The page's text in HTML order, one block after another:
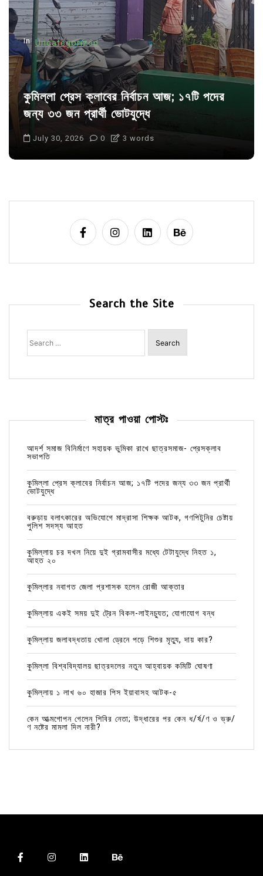
o
n
In Uncategorized
কুমিল্লা প্রেস ক্লাবের নির্বাচন আজ; ১৭টি পদের
জন্য ৩৩ জন প্রার্থী ভোটযুদ্ধে
July 30, 2026 0 3 words
Search the Site
Search
for:
মাত্র পাওয়া পোস্টঃ
আদর্শ সমাজ বিনির্মাণে সহায়ক ভুমিকা রাখে ছাত্রসমাজ- প্রেসক্লাব
সভাপতি
কুমিল্লা প্রেস ক্লাবের নির্বাচন আজ; ১৭টি পদের জন্য ৩৩ জন প্রার্থী
ভোটযুদ্ধে
বরুড়ায় বলাৎকারের অভিযোগে মাদ্রাসা শিক্ষক আটক, গণপিটুনির চেষ্টায়
পুলিশ সদস্য আহত
কুমিল্লায় চর দখল নিয়ে দুই গ্রামবাসীর মধ্যে টেটাযুদ্ধে নিহত ১,
আহত ২০
কুমিল্লার নবাগত জেলা প্রশাসক হলেন রোজী আক্তার
কুমিল্লায় একই সময় দুই ট্রেন বিকল-লাইনচ্যুত; যোগাযোগ বন্ধ
কুমিল্লায় জলাবদ্ধতায় খোলা ড্রেনে পড়ে শিশুর মৃত্যু, দায় কার?
কুমিল্লা বিশ্ববিদ্যালয় ছাত্রদলের নতুন আহ্বায়ক কমিটি ঘোষণা
কুমিল্লায় ১ লাখ ৬০ হাজার পিস ইয়াবাসহ আটক-৫
কেন আত্মগোপন গেলেন শিবির নেতা; উদ্ধারের পর কেন ধ/র্ষ/ণ ও ভ্রু/
ণ নষ্টের মামলা দিল নারী?